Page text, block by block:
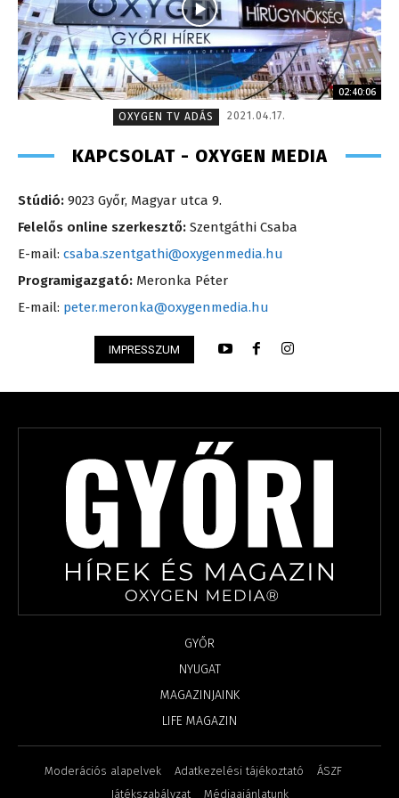
02:40:06
OXYGEN TV ADÁS
2021.04.17.
KAPCSOLAT - OXYGEN MEDIA
Stúdió: 9023 Győr, Magyar utca 9.
Felelős online szerkesztő: Szentgáthi Csaba
E-mail: csaba.szentgathi@oxygenmedia.hu
Programigazgató: Meronka Péter
E-mail: peter.meronka@oxygenmedia.hu
IMPRESSZUM
GYŐR
NYUGAT
MAGAZINJAINK
LIFE MAGAZIN
Moderációs alapelvek Adatkezelési tájékoztató
ÁSZF
Játékszabályzat
Médiaajánlatunk